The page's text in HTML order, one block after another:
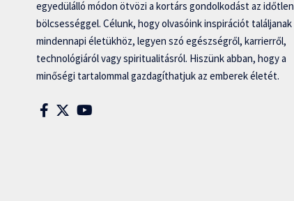
egyedülálló módon ötvözi a kortárs gondolkodást az időtlen
bölcsességgel. Célunk, hogy olvasóink inspirációt találjanak
mindennapi életükhöz, legyen szó egészségről, karrierről,
technológiáról vagy spiritualitásról. Hiszünk abban, hogy a
minőségi tartalommal gazdagíthatjuk az emberek életét.